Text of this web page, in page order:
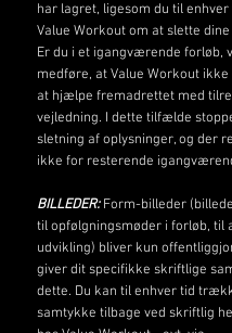
har lagret, ligesom du til
Value Workout om at slette
Er du i et igangværende forløb,
medføre, at Value Workout
at hjælpe fremadrettet med
vejledning. I dette tilfælde
sletning af oplysninger, og der
ikke for resterende
BILLEDER:Form-billeder
til opfølgningsmøder i forløb, til
udvikling) bliver kun
giver dit specifikke skriftlige
dette. Du kan til enhver tid
samtykke tilbage ved skriftlig